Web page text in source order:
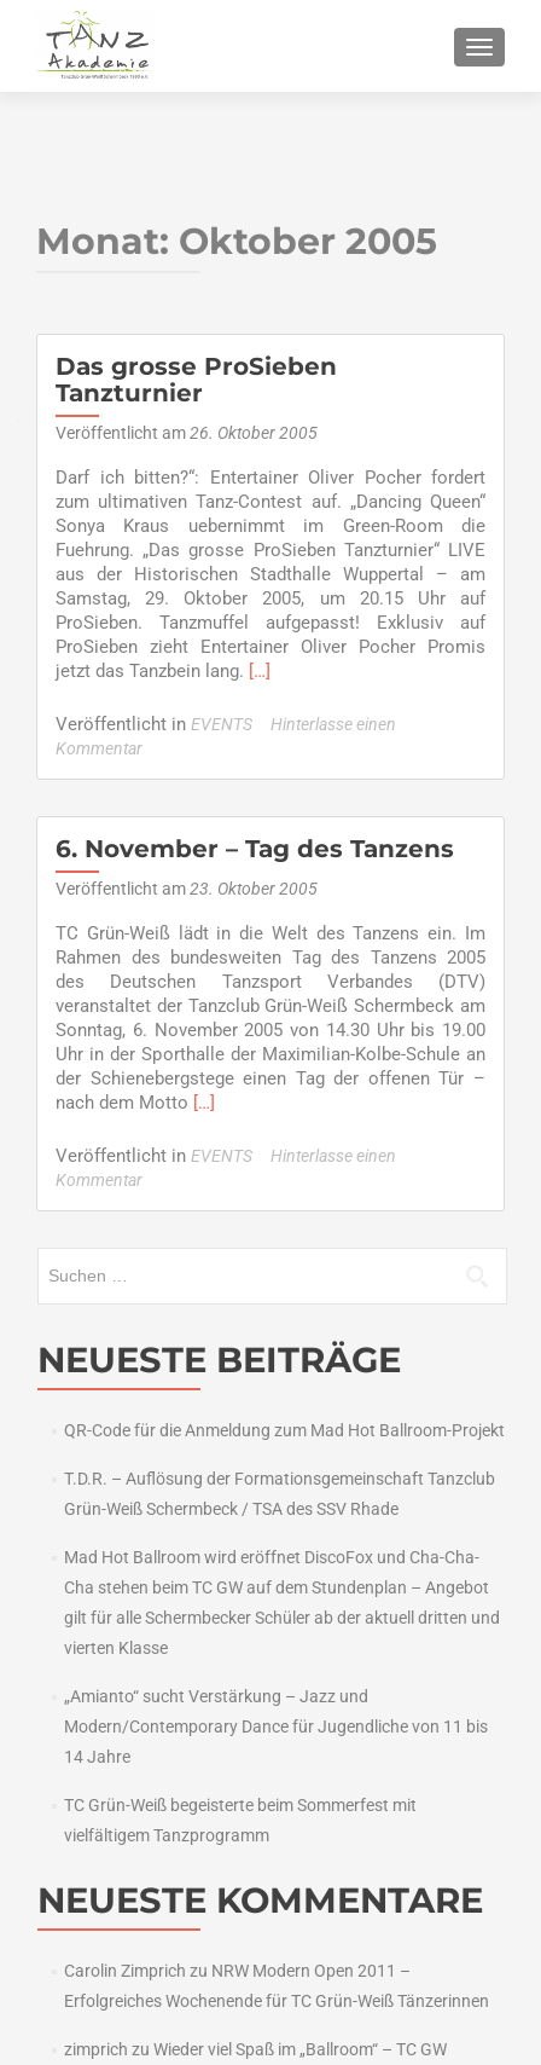
Monat: Oktober 2005
Das grosse ProSieben
Tanzturnier
Veröffentlicht am26. Oktober 2005
Darf ich bitten?“: Entertainer Oliver Pocher fordert
zum ultimativen Tanz-Contest auf. „Dancing Queen“
Sonya Kraus uebernimmt im Green-Room die
Fuehrung. „Das grosse ProSieben Tanzturnier“ LIVE
aus der Historischen Stadthalle Wuppertal – am
Samstag, 29. Oktober 2005, um 20.15 Uhr auf
ProSieben. Tanzmuffel aufgepasst! Exklusiv auf
ProSieben zieht Entertainer Oliver Pocher Promis
jetzt das Tanzbein lang. Read
about
Tanzturnier
[…]
Veröffentlicht in EVENTS
Hinterlasse einen
Kommentar
6. November – Tag des Tanzens
Veröffentlicht am23. Oktober 2005
TC Grün-Weiß lädt in die Welt des Tanzens ein. Im
Rahmen des bundesweiten Tag des Tanzens 2005
des Deutschen Tanzsport Verbandes (DTV)
veranstaltet der Tanzclub Grün-Weiß Schermbeck am
Sonntag, 6. November 2005 von 14.30 Uhr bis 19.00
Uhr in der Sporthalle der Maximilian-Kolbe-Schule an
der Schienebergstege einen Tag der offenen Tür –
nach dem Motto Read
about
Tag
[…]
Veröffentlicht in EVENTS
Hinterlasse einen
Kommentar
NEUESTE BEITRÄGE
QR-Code für die Anmeldung zum Mad Hot Ballroom-Projekt
T.D.R. – Auflösung der Formationsgemeinschaft Tanzclub
Grün-Weiß Schermbeck / TSA des SSV Rhade
Mad Hot Ballroom wird eröffnet DiscoFox und Cha-Cha-
Cha stehen beim TC GW auf dem Stundenplan – Angebot
gilt für alle Schermbecker Schüler ab der aktuell dritten und
vierten Klasse
„Amianto“ sucht Verstärkung – Jazz und
Modern/Contemporary Dance für Jugendliche von 11 bis
14 Jahre
TC Grün-Weiß begeisterte beim Sommerfest mit
vielfältigem Tanzprogramm
NEUESTE KOMMENTARE
Carolin Zimprich zu NRW Modern Open 2011 –
Erfolgreiches Wochenende für TC Grün-Weiß Tänzerinnen
zimprich zu Wieder viel Spaß im „Ballroom“ – TC GW